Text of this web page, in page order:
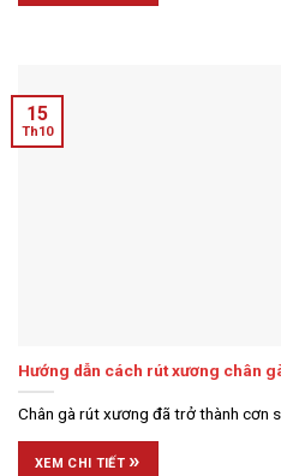
Hướng dẫn cách rút xương chân
Chân gà rút xương đã trở thành cơn
XEM CHI TIẾT »
15
Th10